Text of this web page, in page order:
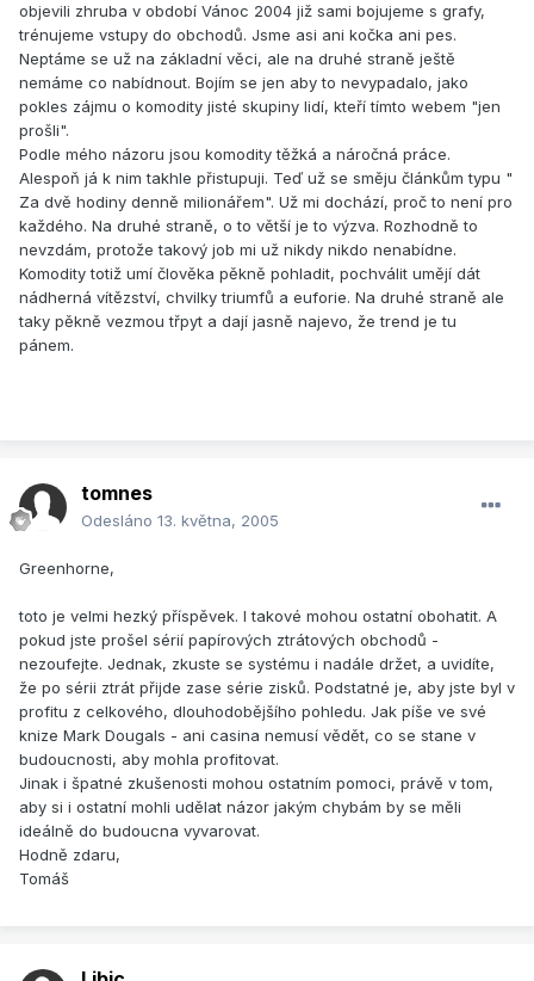
objevili zhruba v období Vánoc 2004 již sami bojujeme s grafy,
trénujeme vstupy do obchodů. Jsme asi ani kočka ani pes.
Neptáme se už na základní věci, ale na druhé straně ještě
nemáme co nabídnout. Bojím se jen aby to nevypadalo, jako
pokles zájmu o komodity jisté skupiny lidí, kteří tímto webem "jen
prošli".
Podle mého názoru jsou komodity těžká a náročná práce.
Alespoň já k nim takhle přistupuji. Teď už se směju článkům typu "
Za dvě hodiny denně milionářem". Už mi dochází, proč to není pro
každého. Na druhé straně, o to větší je to výzva. Rozhodně to
nevzdám, protože takový job mi už nikdy nikdo nenabídne.
Komodity totiž umí člověka pěkně pohladit, pochválit umějí dát
nádherná vítězství, chvilky triumfů a euforie. Na druhé straně ale
taky pěkně vezmou třpyt a dají jasně najevo, že trend je tu
pánem.
tomnes
Odesláno 13. května, 2005
Greenhorne,
toto je velmi hezký příspěvek. I takové mohou ostatní obohatit. A
pokud jste prošel sérií papírových ztrátových obchodů -
nezoufejte. Jednak, zkuste se systému i nadále držet, a uvidíte,
že po sérii ztrát přijde zase série zisků. Podstatné je, aby jste byl v
profitu z celkového, dlouhodobějšího pohledu. Jak píše ve své
knize Mark Dougals - ani casina nemusí vědět, co se stane v
budoucnosti, aby mohla profitovat.
Jinak i špatné zkušenosti mohou ostatním pomoci, právě v tom,
aby si i ostatní mohli udělat názor jakým chybám by se měli
ideálně do budoucna vyvarovat.
Hodně zdaru,
Tomáš